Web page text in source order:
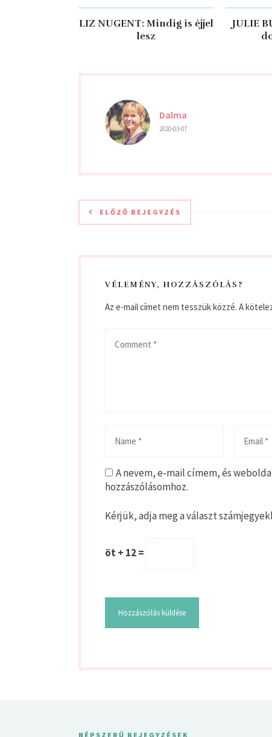
LIZ NUGENT: Mindig is éjjel
lesz
JULIE
Dalma
2020-03-07
ELŐZŐ BEJEGYZÉS
VÉLEMÉNY, HOZZÁSZÓLÁS?
Az e-mail címet nem tesszük közzé. A
A nevem, e-mail címem, és
hozzászólásomhoz.
Kérjük, adja meg a választ
öt + 12 =
NÉPSZERŰ BEJEGYZÉSEK